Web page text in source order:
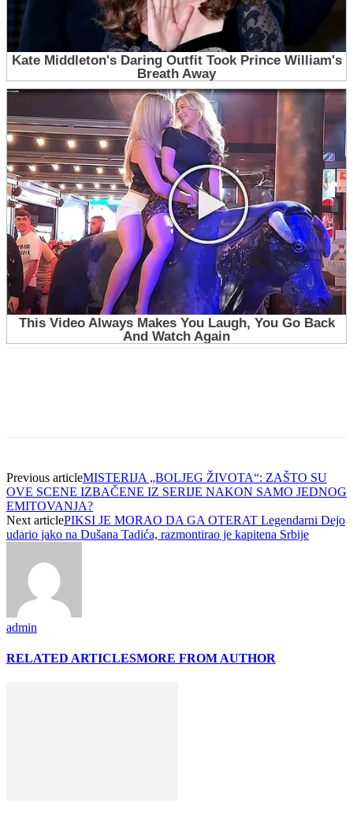
Previous articleMISTERIJA „BOLJEG ŽIVOTA“: ZAŠTO SU
OVE SCENE IZBAČENE IZ SERIJE NAKON SAMO JEDNOG
EMITOVANJA?
Next articlePIKSI JE MORAO DA GA OTERAT Legendarni Dejo
udario jako na Dušana Tadića, razmontirao je kapitena Srbije
admin
RELATED ARTICLESMORE FROM AUTHOR